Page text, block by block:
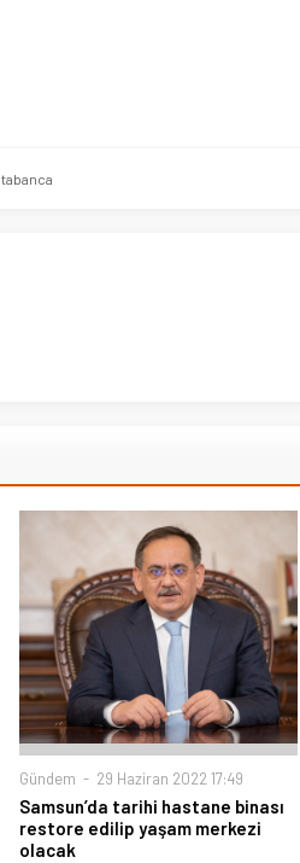
tabanca
Gündem 29 Haziran 2022 17:49
Samsun’da tarihi hastane binası
restore edilip yaşam merkezi
olacak